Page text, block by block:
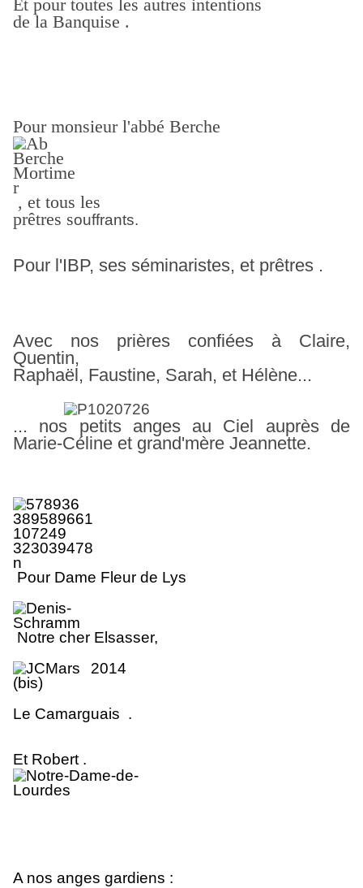
Et pour toutes les autres intentions
de la Banquise .
Pour monsieur l'abbé Berche
, et tous les
prêtres souffrants.
Pour l'IBP, ses séminaristes, et prêtres .
Avec nos prières confiées à Claire,
Quentin,
Raphaël, Faustine, Sarah, et Hélène...
... nos petits anges au Ciel auprès de
Marie-Céline et grand'mère Jeannette.
Pour Dame Fleur de Lys
Notre cher Elsasser,
Le Camarguais .
Et Robert .
A nos anges gardiens :